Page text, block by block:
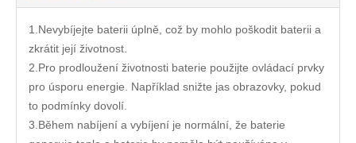
1.Nevybíjejte baterii úplně, což by mohlo poškodit baterii a
zkrátit její životnost.
2.Pro prodloužení životnosti baterie použijte ovládací prvky
pro úsporu energie. Například snižte jas obrazovky, pokud
to podmínky dovolí.
3.Během nabíjení a vybíjení je normální, že baterie